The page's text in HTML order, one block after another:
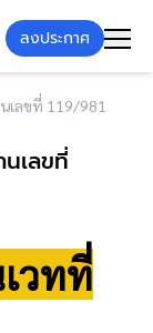
ลงประกาศ
เลขที่ 119/981
เลขที่
วทที่